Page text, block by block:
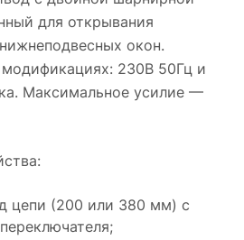
для открывания
окон.
230В 50Гц и
Максимальное усилие —
цепи (200 или 380 мм) с